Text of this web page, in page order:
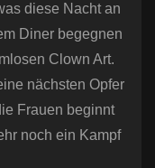
diese Nacht an
Diner begegnen
Clown Art.
nächsten Opfer
Frauen beginnt
noch ein Kampf